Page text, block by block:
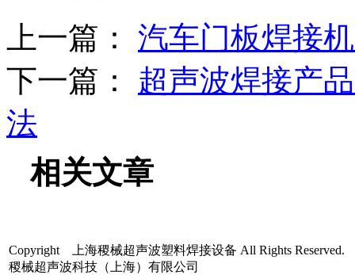
上一篇： 汽车门板焊接
下一篇： 超声波焊接产
法
相关文章
Copyright 上海稷械超声波塑料焊接设备 All Rights Reserved.
稷械超声波科技（上海）有限公司